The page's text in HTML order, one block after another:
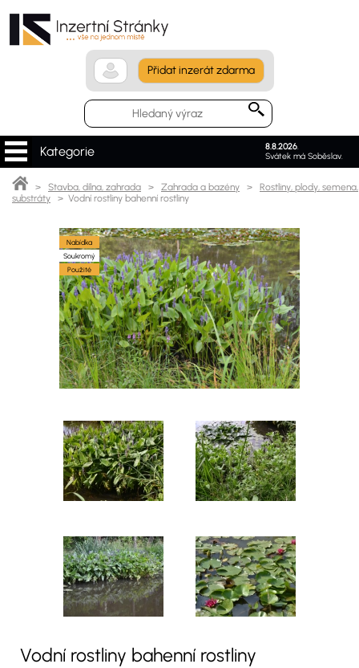
Přidat inzerát zdarma
8.8.2026.
Svátek má Soběslav.
Kategorie
> Stavba, dílna, zahrada > Zahrada a bazény > Rostliny, plody, semena,
substráty > Vodní rostliny bahenní rostliny
Nabídka
Soukromý
Použité
Vodní rostliny bahenní rostliny